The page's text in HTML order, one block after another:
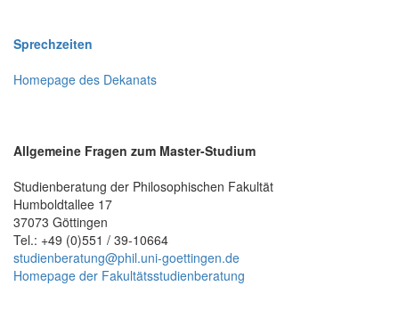
Sprechzeiten
Homepage des Dekanats
Allgemeine Fragen zum Master-Studium
Studienberatung der Philosophischen Fakultät
Humboldtallee 17
37073 Göttingen
Tel.: +49 (0)551 / 39-10664
studienberatung@phil.uni-goettingen.de
Homepage der Fakultätsstudienberatung